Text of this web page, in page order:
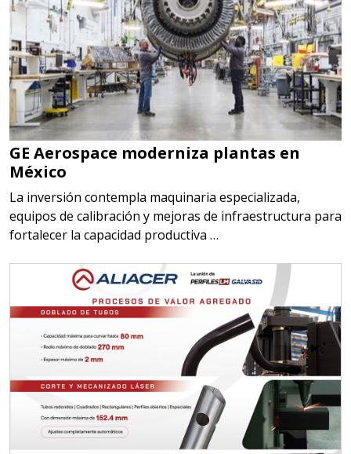
GE Aerospace moderniza plantas en
México
La inversión contempla maquinaria especializada,
equipos de calibración y mejoras de infraestructura para
fortalecer la capacidad productiva …